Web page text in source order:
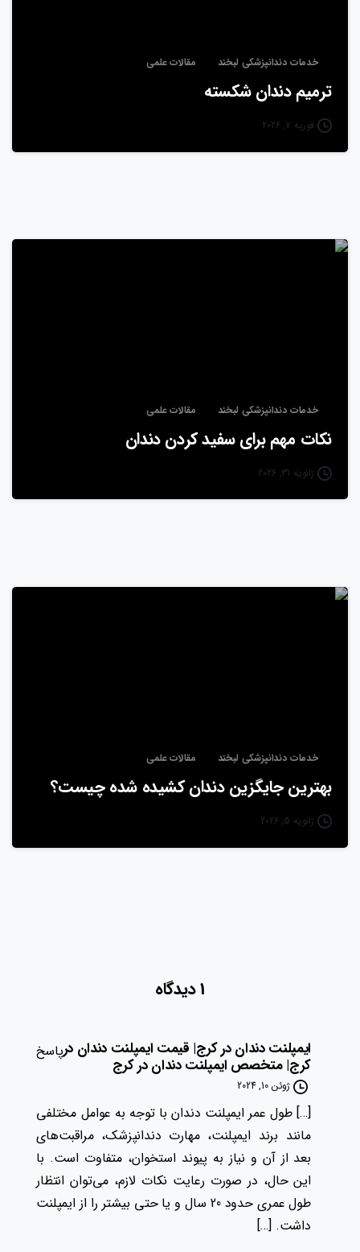
خدمات دندانپزشکی لبخند مقالات علمی
ترمیم دندان شکسته
فوریه 7, 2026
خدمات دندانپزشکی لبخند مقالات علمی
نکات مهم برای سفید کردن دندان
ژانویه 31, 2026
خدمات دندانپزشکی لبخند مقالات علمی
بهترین جایگزین دندان کشیده شده چیست؟
ژانویه 5, 2026
1 دیدگاه
ایمپلنت دندان در کرج| قیمت ایمپلنت دندان در
کرج| متخصص ایمپلنت دندان در کرج
پاسخ
ژوئن 10, 2024
[…] طول عمر ایمپلنت دندان با توجه به عوامل مختلفی
مانند برند ایمپلنت، مهارت دندانپزشک، مراقبت‌های
بعد از آن و نیاز به پیوند استخوان، متفاوت است. با
این حال، در صورت رعایت نکات لازم، می‌توان انتظار
طول عمری حدود 20 سال و یا حتی بیشتر را از ایمپلنت
داشت. […]